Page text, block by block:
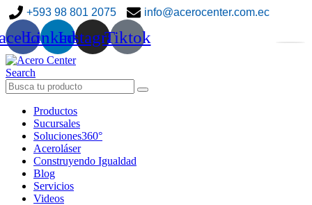
+593 98 801 2075 info@acerocenter.com.ec
LinkedinInstagramTiktok
Search
Productos
Sucursales
Soluciones360°
Aceroláser
Construyendo Igualdad
Blog
Servicios
Videos